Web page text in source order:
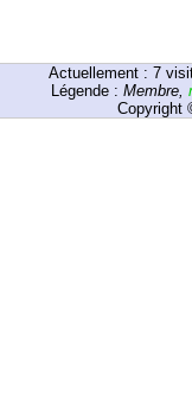
Actuellement : 7
Légende : Membre,
Copyright